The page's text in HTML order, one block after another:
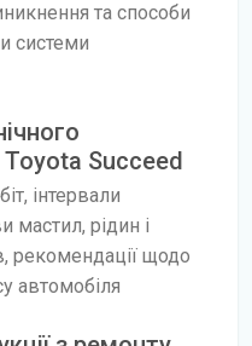
та способи
системи
Succeed
інтервали
мастил, рідин і
рекомендації щодо
автомобіля